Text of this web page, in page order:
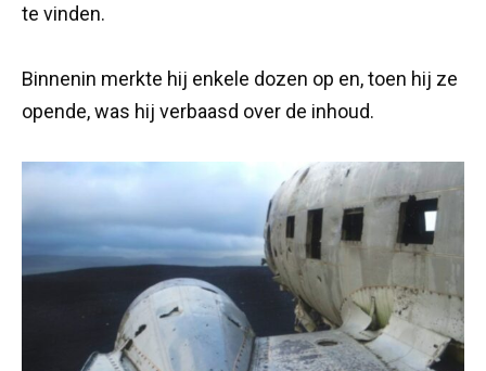
te vinden.
Binnenin merkte hij enkele dozen op en, toen hij ze
opende, was hij verbaasd over de inhoud.